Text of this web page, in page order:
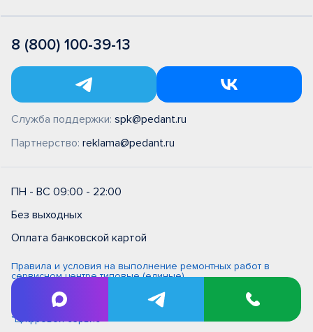
8 (800) 100-39-13
Служба поддержки: spk@pedant.ru
Партнерство: reklama@pedant.ru
ПН - ВС 09:00 - 22:00
Без выходных
Оплата банковской картой
Правила и условия на выполнение ремонтных работ в
сервисном центре типовые (единые)
Политика обработки персональных данных
Политика обработки персональных данных в ООО
"Цифровой сервис"